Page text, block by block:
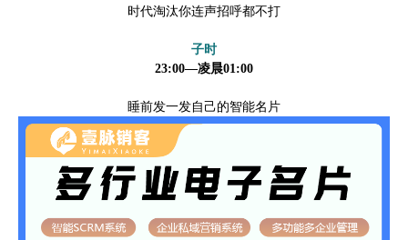
时代淘汰你连声招呼都不打
子时
23:00—凌晨01:00
睡前发一发自己的智能名片